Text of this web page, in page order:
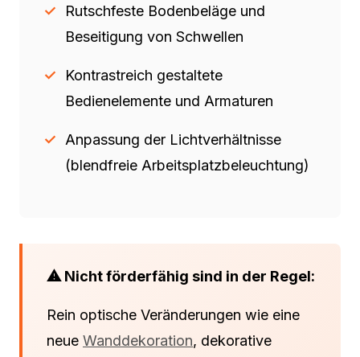
Rutschfeste Bodenbeläge und
Beseitigung von Schwellen
Kontrastreich gestaltete
Bedienelemente und Armaturen
Anpassung der Lichtverhältnisse
(blendfreie Arbeitsplatzbeleuchtung)
⚠ Nicht förderfähig sind in der Regel:
Rein optische Veränderungen wie eine
neue Wanddekoration, dekorative